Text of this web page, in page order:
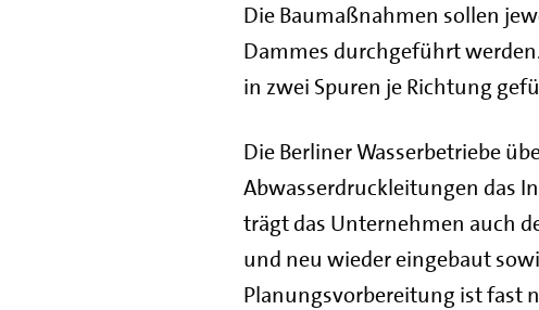
Die Baumaßnahmen sollen
Dammes durchgeführt
in zwei Spuren je Richtung
Die Berliner Wasserbetriebe
Abwasserdruckleitungen das
trägt das Unternehmen auch
und neu wieder eingebaut
Planungsvorbereitung ist fast